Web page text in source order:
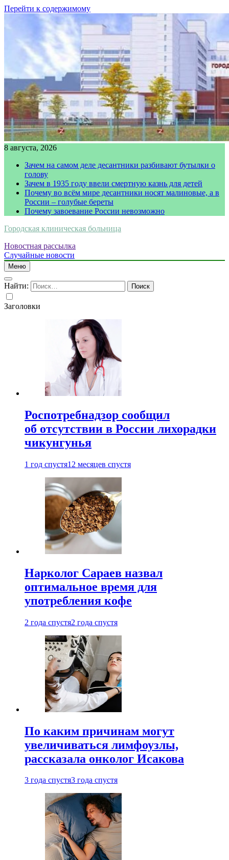
Перейти к содержимому
8 августа, 2026
Зачем на самом деле десантники разбивают бутылки о
голову
Зачем в 1935 году ввели смертную казнь для детей
Почему во всём мире десантники носят малиновые, а в
России – голубые береты
Почему завоевание России невозможно
Городская клиническая больница
Новостная рассылка
Случайные новости
Меню
Найти:
Заголовки
Роспотребнадзор сообщил
об отсутствии в России лихорадки
чикунгунья
1 год спустя12 месяцев спустя
Нарколог Сараев назвал
оптимальное время для
употребления кофе
2 года спустя2 года спустя
По каким причинам могут
увеличиваться лимфоузлы,
рассказала онколог Исакова
3 года спустя3 года спустя